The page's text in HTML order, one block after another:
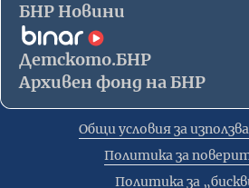
БНР Новини
Детското.БНР
Архивен фонд на БНР
Общи условия за
Политика за
Политика за